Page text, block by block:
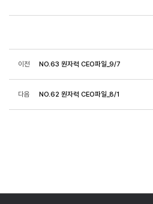
이전 NO.63 원자력 CEO파일_9/7
다음 NO.62 원자력 CEO파일_8/1